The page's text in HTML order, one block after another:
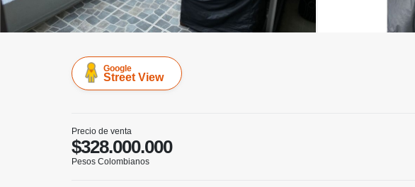
Google
Street View
Precio de venta
$328.000.000
Pesos Colombianos